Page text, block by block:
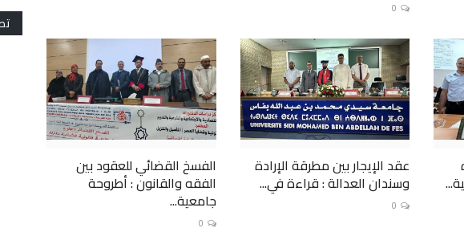
0
عقد الإيجار بين مطرقة الإرادة
وسندان العدالة : قراءة في...
0
الفسخ القضائي للعقود بين
الفقه والقانون : أطروحة
جامعية...
0